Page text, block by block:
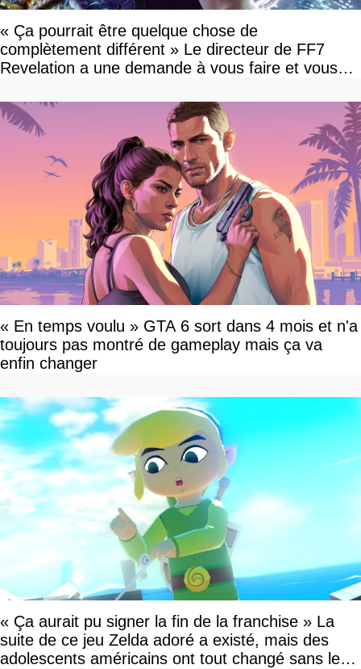
« Ça pourrait être quelque chose de
complètement différent » Le directeur de FF7
Revelation a une demande à vous faire et vous
« En temps voulu » GTA 6 sort dans 4 mois et n'a
toujours pas montré de gameplay mais ça va
enfin changer
« Ça aurait pu signer la fin de la franchise » La
suite de ce jeu Zelda adoré a existé, mais des
adolescents américains ont tout changé sans le